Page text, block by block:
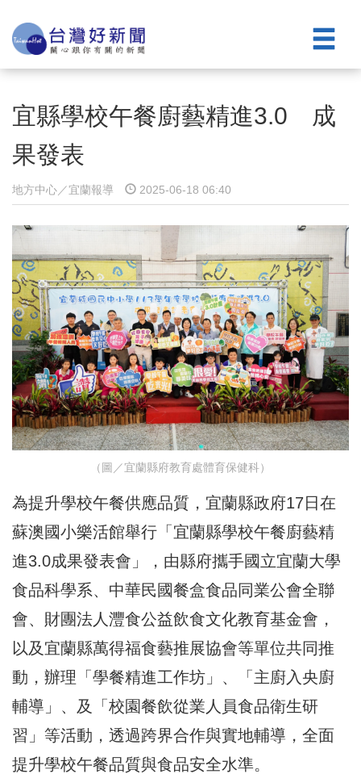
宜縣學校午餐廚藝精進3.0 成
果發表
地方中心／宜蘭報導 2025-06-18 06:40
（圖／宜蘭縣府教育處體育保健科）
為提升學校午餐供應品質，宜蘭縣政府17日在
蘇澳國小樂活館舉行「宜蘭縣學校午餐廚藝精
進3.0成果發表會」，由縣府攜手國立宜蘭大學
食品科學系、中華民國餐盒食品同業公會全聯
會、財團法人灃食公益飲食文化教育基金會，
以及宜蘭縣萬得福食藝推展協會等單位共同推
動，辦理「學餐精進工作坊」、「主廚入央廚
輔導」、及「校園餐飲從業人員食品衛生研
習」等活動，透過跨界合作與實地輔導，全面
提升學校午餐品質與食品安全水準。